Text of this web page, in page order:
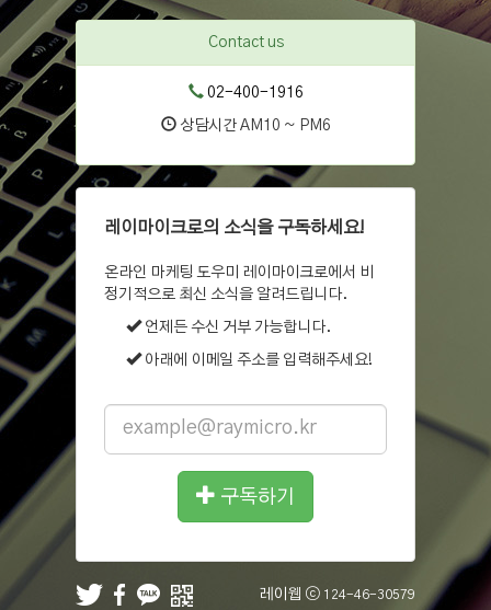
Contact us
02-400-1916
상담시간 AM10 ~ PM6
레이마이크로의 소식을 구독하세요!
온라인 마케팅 도우미 레이마이크로에서 비
정기적으로 최신 소식을 알려드립니다.
언제든 수신 거부 가능합니다.
아래에 이메일 주소를 입력해주세요!
address
구독하기
레이웹 ⓒ 124-46-30579